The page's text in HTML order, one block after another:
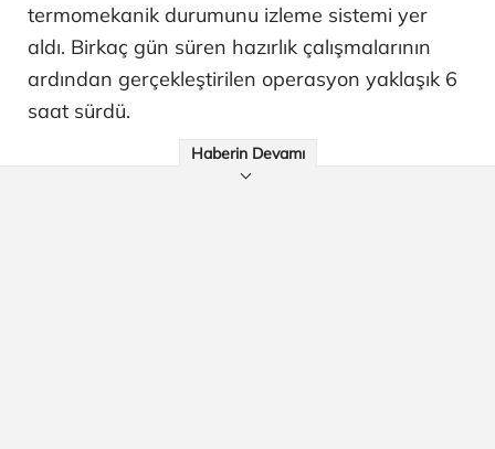
termomekanik durumunu izleme sistemi yer
aldı. Birkaç gün süren hazırlık çalışmalarının
ardından gerçekleştirilen operasyon yaklaşık 6
saat sürdü.
Haberin Devamı